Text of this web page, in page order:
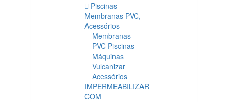
Piscinas –
Membranas PVC,
Acessórios
Membranas
PVC Piscinas
Máquinas
Vulcanizar
Acessórios
IMPERMEABILIZAR
COM